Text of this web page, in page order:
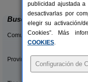
Buscar
Comunidades:
Provincias/Islas:
publicidad ajustada a
desactivarlas por
elegir su activación/
Cookies”. Más
COOKIES.